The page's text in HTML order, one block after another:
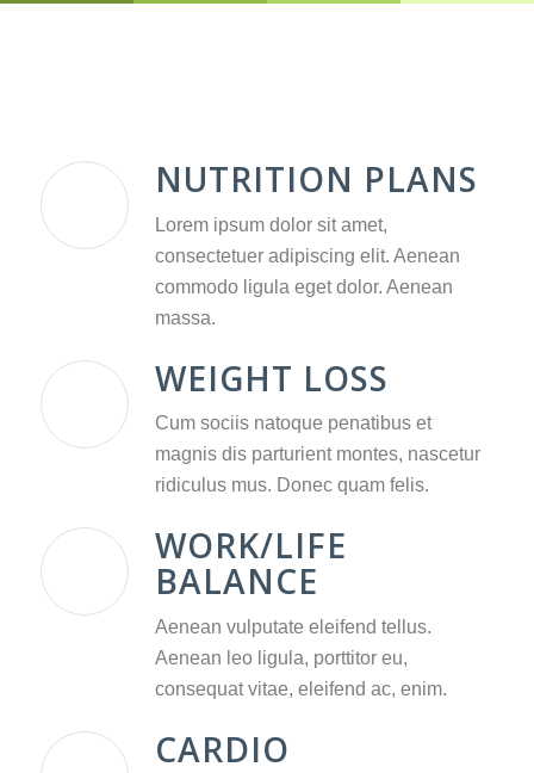
NUTRITION PLANS
Lorem ipsum dolor sit amet,
consectetuer adipiscing elit. Aenean
commodo ligula eget dolor. Aenean
massa.
WEIGHT LOSS
Cum sociis natoque penatibus et
magnis dis parturient montes, nascetur
ridiculus mus. Donec quam felis.
WORK/LIFE
BALANCE
Aenean vulputate eleifend tellus.
Aenean leo ligula, porttitor eu,
consequat vitae, eleifend ac, enim.
CARDIO